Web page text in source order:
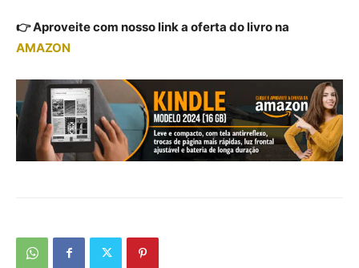
👉 Aproveite com nosso link a oferta do livro na
AMAZON